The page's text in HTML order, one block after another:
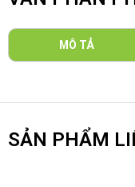
MÔ TẢ
SẢN PHẨM